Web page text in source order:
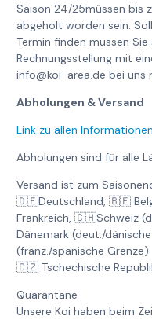
Saison 24/25müssen bis
abgeholt worden sein.
Termin finden müssen
Rechnungsstellung mit
info@koi-area.de bei uns
Abholungen & Versand
Link zu allen Informationen
Abholungen sind für alle
Versand ist zum
🇩🇪Deutschland, 🇧🇪
Frankreich, 🇨🇭Schweiz
Dänemark (deut./
(franz./spanische Grenze)
🇨🇿 Tschechische
Quarantäne
Unsere Koi haben beim